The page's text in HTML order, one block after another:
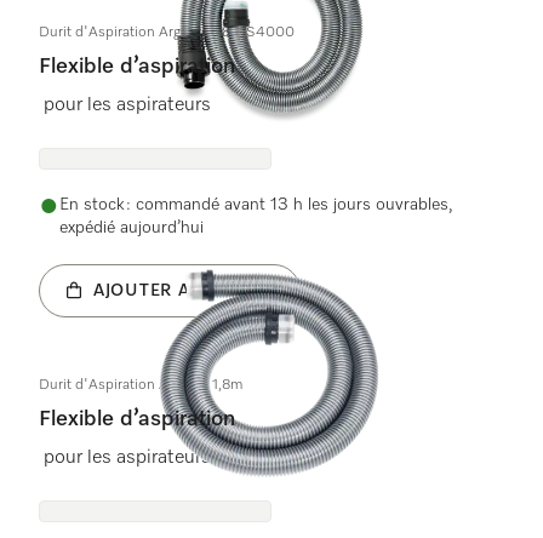
Durit d'Aspiration Argente 1,8m S4000
Flexible d’aspiration
pour les aspirateurs
En stock : commandé avant 13 h les jours ouvrables,
expédié aujourd’hui
AJOUTER AU PANIER
Durit d'Aspiration Argente 1,8m
Flexible d’aspiration
pour les aspirateurs